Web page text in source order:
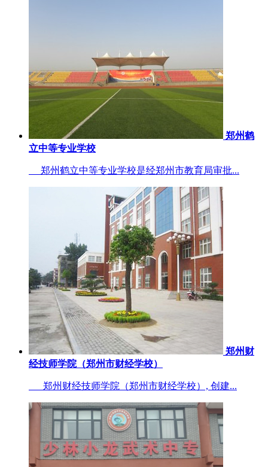
郑州鹤
立中等专业学校
郑州鹤立中等专业学校是经郑州市教育局审批...
郑州财
经技师学院（郑州市财经学校）
郑州财经技师学院（郑州市财经学校）, 创建...